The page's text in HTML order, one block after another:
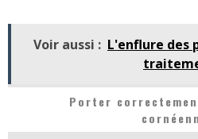
Voir aussi : L'enflure des
Porter